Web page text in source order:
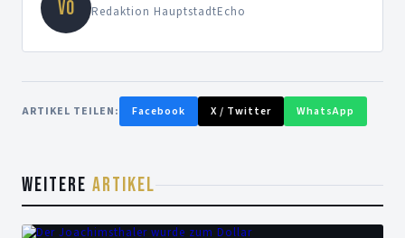
VO
Redaktion HauptstadtEcho
ARTIKEL TEILEN: Facebook X / Twitter WhatsApp
WEITERE ARTIKEL